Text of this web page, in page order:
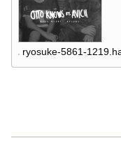
ryosuke-5861-